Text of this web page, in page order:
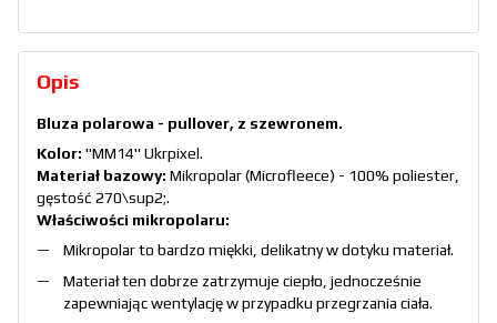
Opis
Bluza polarowa - pullover, z szewronem.
Kolor: "MM14" Ukrpixel.
Materiał bazowy: Mikropolar (Microfleece) - 100% poliester,
gęstość 270\sup2;.
Właściwości mikropolaru:
Mikropolar to bardzo miękki, delikatny w dotyku materiał.
Materiał ten dobrze zatrzymuje ciepło, jednocześnie
zapewniając wentylację w przypadku przegrzania ciała.